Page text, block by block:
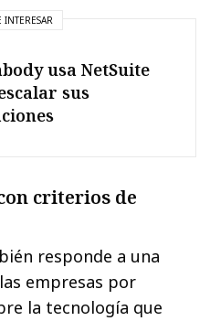
INTERESAR
usa NetSuite
sus
criterios de
responde a una
empresas por
la tecnología que